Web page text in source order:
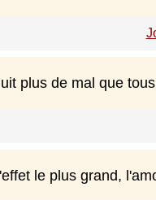
plus de mal que
le plus grand,